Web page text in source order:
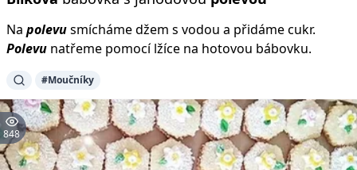
Na polevusmícháme džem s vodou a přidáme cukr.
Polevu natřeme pomocí lžíce na hotovou bábovku.
#Moučníky
848